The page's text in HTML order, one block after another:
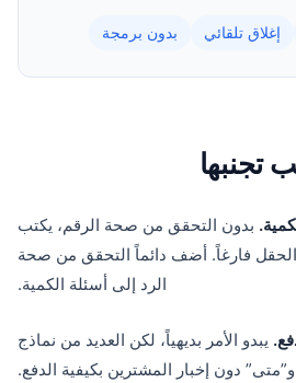
إغلاق تلقائي بدون برمجة
تجنبها
بدون التحقق من صحة الرقم، يكتب
الحقل فارغاً. أضف دائماً التحقق من صحة
الرد إلى أسئلة الكمية.
يبدو الأمر بديهياً، لكن العديد من نماذج
دون إخبار المشترين بكيفية الدفع.